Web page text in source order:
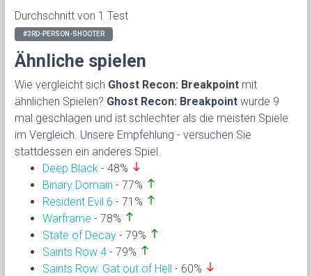
Durchschnitt von 1 Test
#3RD-PERSON-SHOOTER
Ähnliche spielen
Wie vergleicht sich Ghost Recon: Breakpoint mit
ähnlichen Spielen? Ghost Recon: Breakpoint wurde 9
mal geschlagen und ist schlechter als die meisten Spiele
im Vergleich. Unsere Empfehlung - versuchen Sie
stattdessen ein anderes Spiel.
Deep Black - 48% south
Binary Domain - 77% north
Resident Evil 6 - 71% north
Warframe - 78% north
State of Decay - 79% north
Saints Row 4 - 79% north
Saints Row: Gat out of Hell - 60% south